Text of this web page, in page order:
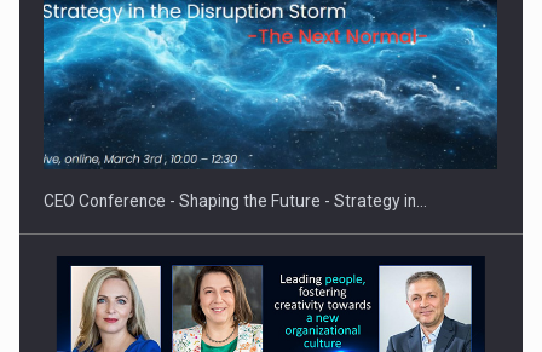
Hard Enduro Piatra Craiului 2026, fueled by benzinariile RO…
CEO Conference - Shaping the Future - Strategy in…